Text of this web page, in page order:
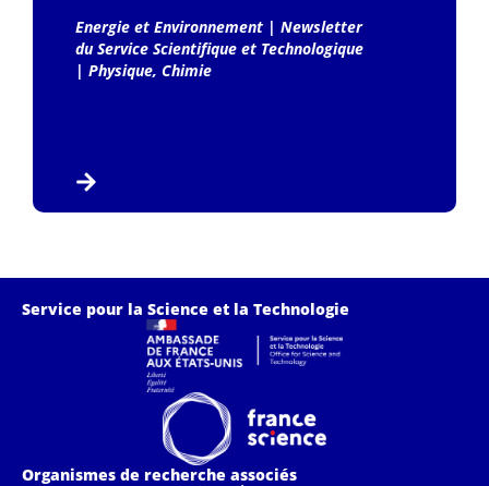
Energie et Environnement| Newsletter
du Service Scientifique et Technologique
| Physique, Chimie
Service pour la Science et la Technologie
Organismes de recherche associés